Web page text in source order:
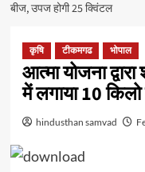
बीज, उपज होगी 25 क्विंटल
कृषि टीकमगढ भोपाल
आत्मा योजना
में लगाया 10
hindusthan samvad